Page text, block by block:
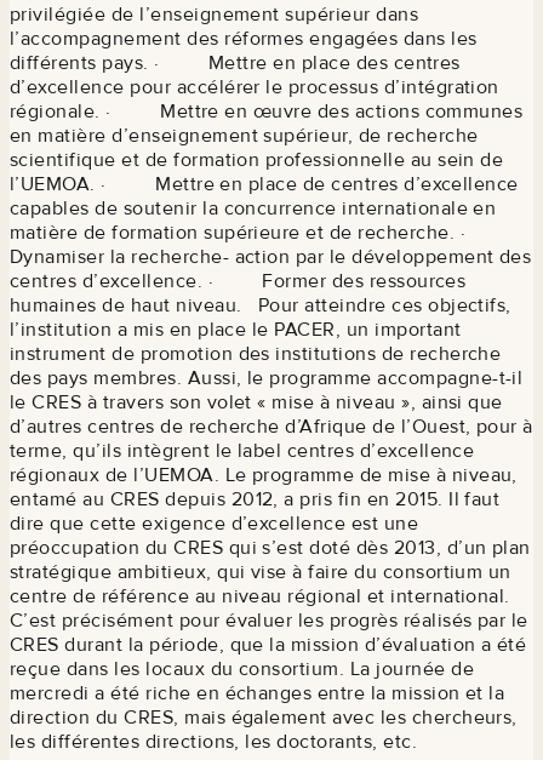
privilégiée de l’enseignement supérieur dans
l’accompagnement des réformes engagées dans les
différents pays. · Mettre en place des centres
d’excellence pour accélérer le processus d’intégration
régionale. · Mettre en œuvre des actions communes
en matière d’enseignement supérieur, de recherche
scientifique et de formation professionnelle au sein de
l’UEMOA. · Mettre en place de centres d’excellence
capables de soutenir la concurrence internationale en
matière de formation supérieure et de recherche. ·
Dynamiser la recherche- action par le développement des
centres d’excellence. · Former des ressources
humaines de haut niveau. Pour atteindre ces objectifs,
l’institution a mis en place le PACER, un important
instrument de promotion des institutions de recherche
des pays membres. Aussi, le programme accompagne-t-il
le CRES à travers son volet « mise à niveau », ainsi que
d’autres centres de recherche d’Afrique de l’Ouest, pour à
terme, qu’ils intègrent le label centres d’excellence
régionaux de l’UEMOA. Le programme de mise à niveau,
entamé au CRES depuis 2012, a pris fin en 2015. Il faut
dire que cette exigence d’excellence est une
préoccupation du CRES qui s’est doté dès 2013, d’un plan
stratégique ambitieux, qui vise à faire du consortium un
centre de référence au niveau régional et international.
C’est précisément pour évaluer les progrès réalisés par le
CRES durant la période, que la mission d’évaluation a été
reçue dans les locaux du consortium. La journée de
mercredi a été riche en échanges entre la mission et la
direction du CRES, mais également avec les chercheurs,
les différentes directions, les doctorants, etc.